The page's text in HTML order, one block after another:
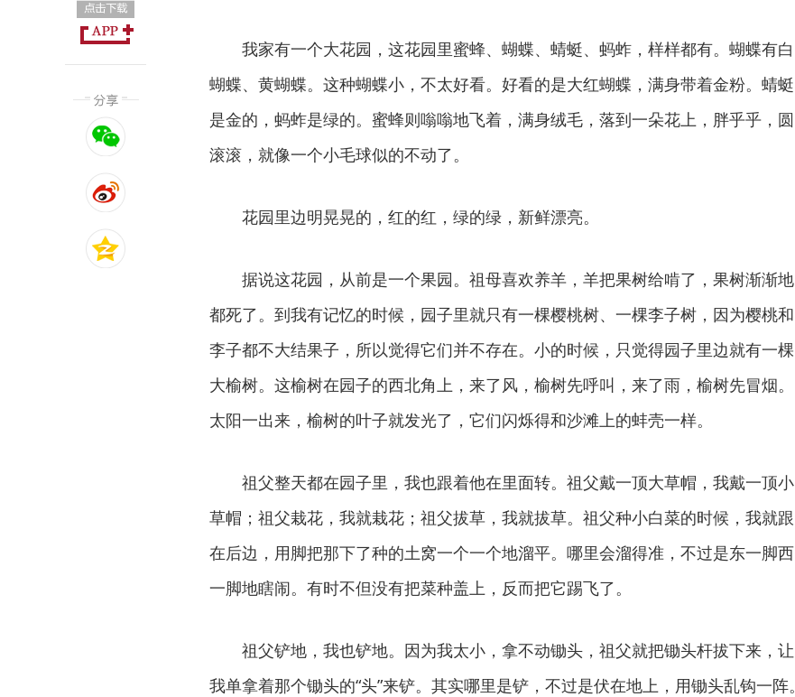
我家有一个大花园，这花园里蜜蜂、蝴蝶、蜻蜓、蚂蚱，样样都有。蝴蝶有白
蝴蝶、黄蝴蝶。这种蝴蝶小，不太好看。好看的是大红蝴蝶，满身带着金粉。蜻蜓
是金的，蚂蚱是绿的。蜜蜂则嗡嗡地飞着，满身绒毛，落到一朵花上，胖乎乎，圆
滚滚，就像一个小毛球似的不动了。
花园里边明晃晃的，红的红，绿的绿，新鲜漂亮。
据说这花园，从前是一个果园。祖母喜欢养羊，羊把果树给啃了，果树渐渐地
都死了。到我有记忆的时候，园子里就只有一棵樱桃树、一棵李子树，因为樱桃和
李子都不大结果子，所以觉得它们并不存在。小的时候，只觉得园子里边就有一棵
大榆树。这榆树在园子的西北角上，来了风，榆树先呼叫，来了雨，榆树先冒烟。
太阳一出来，榆树的叶子就发光了，它们闪烁得和沙滩上的蚌壳一样。
祖父整天都在园子里，我也跟着他在里面转。祖父戴一顶大草帽，我戴一顶小
草帽；祖父栽花，我就栽花；祖父拔草，我就拔草。祖父种小白菜的时候，我就跟
在后边，用脚把那下了种的土窝一个一个地溜平。哪里会溜得准，不过是东一脚西
一脚地瞎闹。有时不但没有把菜种盖上，反而把它踢飞了。
祖父铲地，我也铲地。因为我太小，拿不动锄头，祖父就把锄头杆拔下来，让
我单拿着那个锄头的“头”来铲。其实哪里是铲，不过是伏在地上，用锄头乱钩一阵。